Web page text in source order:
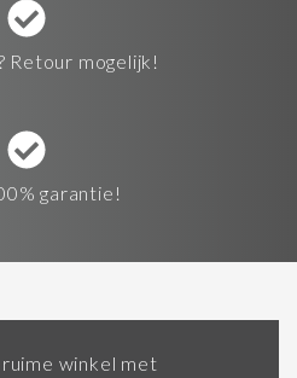
Retour mogelijk!
garantie!
winkel met